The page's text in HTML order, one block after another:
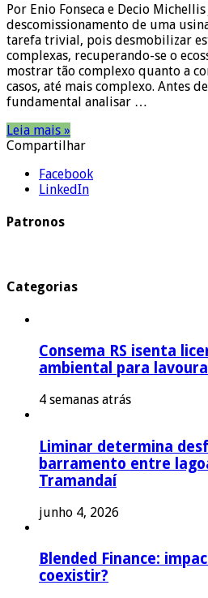
Por Enio Fonseca e Decio Michellis
descomissionamento de uma
tarefa trivial, pois desmobilizar
complexas, recuperando-se o
mostrar tão complexo quanto a
casos, até mais complexo. Antes
fundamental analisar …
Leia mais »
Compartilhar
Facebook
LinkedIn
Patronos
Categorias
Consema RS isenta
ambiental para
4 semanas atrás
Liminar determina
barramento entre
Tramandaí
junho 4, 2026
Blended Finance:
coexistir?